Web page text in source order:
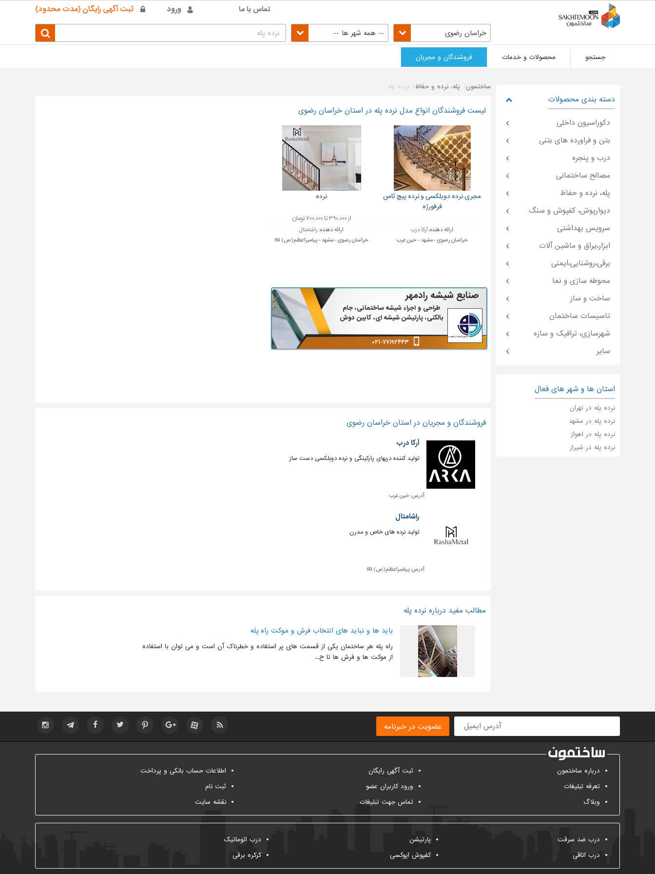
ورود ثبت آگهی رایگان (مدت محدود) تماس با ما
خراسان رضوی -- همه شهر ها --
جستجو محصولات و خدمات فروشندگان و مجریان
ساختمون پله، نرده و حفاظ نرده پله
لیست فروشندگان انواع مدل نرده پله در استان خراسان رضوی
مجری نرده دوبلکسی و نرده پیچ ثامن
فرفورژه
ارائه دهنده:آرکا درب
خراسان رضوی - مشهد - خین عرب
نرده
از ۳۹۰,۰۰۰ تا ۷۰۰,۰۰۰ تومان
ارائه دهنده: راشامتال
خراسان رضوی - مشهد - پیامبراعظم(ص) 69
صنایع شیشه رادمهر
طراحی و اجراء شیشه ساختمانی، جام
بالکنی، پارتیشن شیشه ای، کابین دوش
۰۲۱-۷۷۱۹۲۴۴۳
فروشندگان و مجریان در استان خراسان رضوی
آرکا درب
تولید کننده دربهای پارکینگی و نرده دوبلکسی دست ساز
آدرس:خین عرب
راشامتال
تولید نرده های خاص و مدرن
آدرس:پیامبراعظم(ص) 69
مطالب مفید درباره نرده پله
باید ها و نباید های انتخاب فرش و موکت راه پله
راه پله هر ساختمان یکی از قسمت های پر استفاده و خطرناک آن است و می توان با استفاده
از موکت ها و فرش ها تا ح...
دسته بندی محصولات
دکوراسیون داخلی
بتن و فراورده های بتنی
درب و پنجره
مصالح ساختمانی
پله، نرده و حفاظ
دیوارپوش، کفپوش و سنگ
سرویس بهداشتی
ابزار،یراق و ماشین آلات
برقی،روشنایی،ایمنی
محوطه سازی و نما
ساخت و ساز
تاسیسات ساختمان
شهرسازی، ترافیک و سازه
سایر
استان ها و شهر های فعال
نرده پله در تهران
نرده پله در مشهد
نرده پله در اهواز
نرده پله در شیراز
عضویت در خبرنامه
درباره ساختمون
تعرفه تبلیغات
وبلاگ
ثبت آگهی رایگان
ورود کاربران عضو
تماس جهت تبلیغات
اطلاعات حساب بانکی و پرداخت
ثبت نام
نقشه سایت
درب ضد سرقت
درب اتاقی
پارتیشن
کفپوش اپوکسی
درب اتوماتیک
کرکره برقی